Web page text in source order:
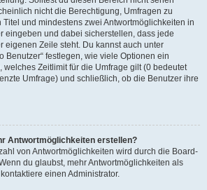
nicht die Berechtigung, Umfragen zu
und mindestens zwei Antwortmöglichkeiten in
eingeben und dabei sicherstellen, dass jede
eigenen Zeile steht. Du kannst auch unter
Benutzer“ festlegen, wie viele Optionen ein
welches Zeitlimit für die Umfrage gilt (0 bedeutet
Umfrage) und schließlich, ob die Benutzer ihre
Antwortmöglichkeiten erstellen?
von Antwortmöglichkeiten wird durch die Board-
du glaubst, mehr Antwortmöglichkeiten als
einen Administrator.